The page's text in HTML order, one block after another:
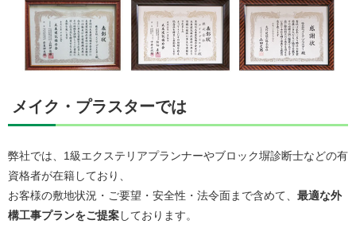
メイク・プラスターでは
弊社では、1級エクステリアプランナーやブロック塀診断士などの有
資格者が在籍しており、
お客様の敷地状況・ご要望・安全性・法令面まで含めて、 最適な外
構工事プランをご提案しております。